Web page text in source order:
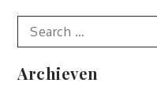
Search
for:
Archieven